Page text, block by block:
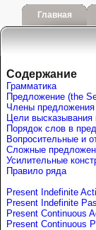
Главная
Содержание
Грамматика
Предложение (the
Члены предложения
Цели высказывания
Порядок слов в
Вопросительные и
Сложные
Усилительные
Правило ряда
Present Indefinite
Present Indefinite
Present Continuous
Present Continuous